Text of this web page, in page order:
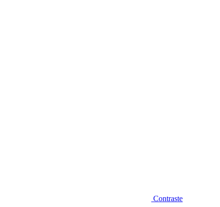
Contraste